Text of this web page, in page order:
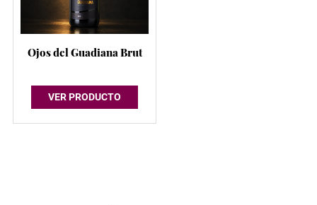
Ojos del Guadiana Brut
VER PRODUCTO